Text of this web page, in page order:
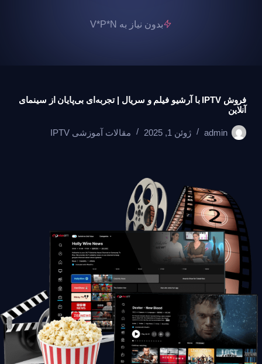
بدون نیاز به V*P*N
فروش IPTV با آرشیو فیلم و سریال | تجربه‌ای بی‌پایان از سینمای
آنلاین
admin ژوئن 1, 2025 مقالات آموزشی IPTV